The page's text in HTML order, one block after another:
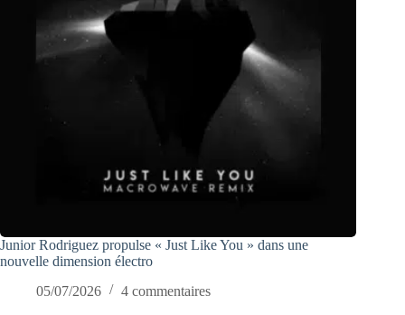
Junior Rodriguez propulse « Just Like You » dans une
nouvelle dimension électro
05/07/2026
4 commentaires